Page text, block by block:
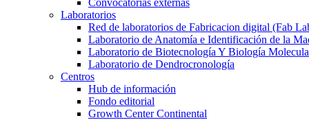
Convocatorias externas
Laboratorios
Red de laboratorios de Fabricacion digital (Fab
Laboratorio de Anatomía e Identificación de la
Laboratorio de Biotecnología Y Biología
Laboratorio de Dendrocronología
Centros
Hub de información
Fondo editorial
Growth Center Continental